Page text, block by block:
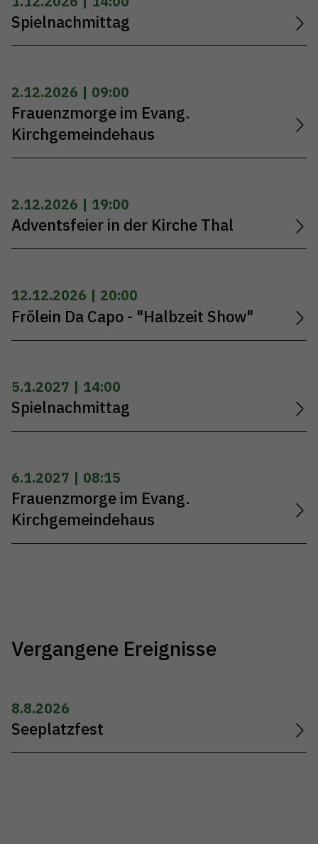
Spielnachmittag
2.12.2026 | 09:00
Frauenzmorge im Evang.
Kirchgemeindehaus
2.12.2026 | 19:00
Adventsfeier in der Kirche Thal
12.12.2026 | 20:00
Frölein Da Capo - "Halbzeit Show"
5.1.2027 | 14:00
Spielnachmittag
6.1.2027 | 08:15
Frauenzmorge im Evang.
Kirchgemeindehaus
Vergangene Ereignisse
8.8.2026
Seeplatzfest